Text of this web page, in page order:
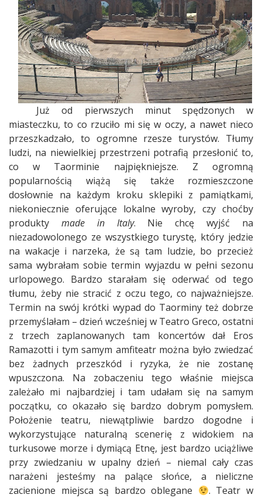
Już od pierwszych minut spędzonych w
miasteczku, to co rzuciło mi się w oczy, a nawet nieco
przeszkadzało, to ogromne rzesze turystów. Tłumy
ludzi, na niewielkiej przestrzeni potrafią przesłonić to,
co w Taorminie najpiękniejsze. Z ogromną
popularnością wiążą się także rozmieszczone
dosłownie na każdym kroku sklepiki z pamiątkami,
niekoniecznie oferujące lokalne wyroby, czy choćby
produkty made in Italy. Nie chcę wyjść na
niezadowolonego ze wszystkiego turystę, który jedzie
na wakacje i narzeka, że są tam ludzie, bo przecież
sama wybrałam sobie termin wyjazdu w pełni sezonu
urlopowego. Bardzo starałam się oderwać od tego
tłumu, żeby nie stracić z oczu tego, co najważniejsze.
Termin na swój krótki wypad do Taorminy też dobrze
przemyślałam – dzień wcześniej w Teatro Greco, ostatni
z trzech zaplanowanych tam koncertów dał Eros
Ramazotti i tym samym amfiteatr można było zwiedzać
bez żadnych przeszkód i ryzyka, że nie zostanę
wpuszczona. Na zobaczeniu tego właśnie miejsca
zależało mi najbardziej i tam udałam się na samym
początku, co okazało się bardzo dobrym pomysłem.
Położenie teatru, niewątpliwie bardzo dogodne i
wykorzystujące naturalną scenerię z widokiem na
turkusowe morze i dymiącą Etnę, jest bardzo uciążliwe
przy zwiedzaniu w upalny dzień – niemal cały czas
narażeni jesteśmy na palące słońce, a nieliczne
zacienione miejsca są bardzo oblegane
. Teatr w